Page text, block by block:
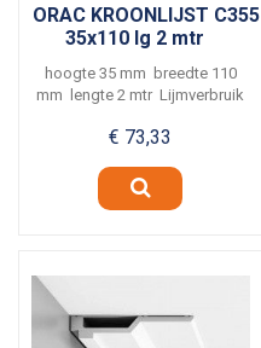
ORAC KROONLIJST C355
35x110 lg 2 mtr
hoogte 35 mm breedte 110
mm lengte 2 mtr Lijmverbruik
€ 73,33